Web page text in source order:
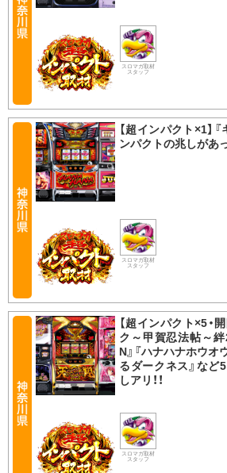
スロマガ取材
スタッフ
【超インパクト×1】
ンパクトの兆しがあ
スロマガ取材
スタッフ
【超インパクト×5・
ク～甲賀忍法帖～
N』『ハナハナホウオ
るダークネス』など
しアリ！！
スロマガ取材
スタッフ